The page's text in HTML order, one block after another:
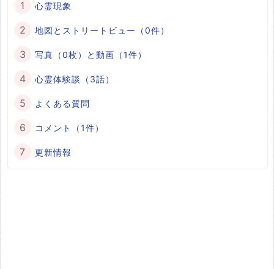
心霊現象
地図とストリートビュー（0件）
写真（0枚）と動画（1件）
心霊体験談（3話）
よくある質問
コメント（1件）
更新情報